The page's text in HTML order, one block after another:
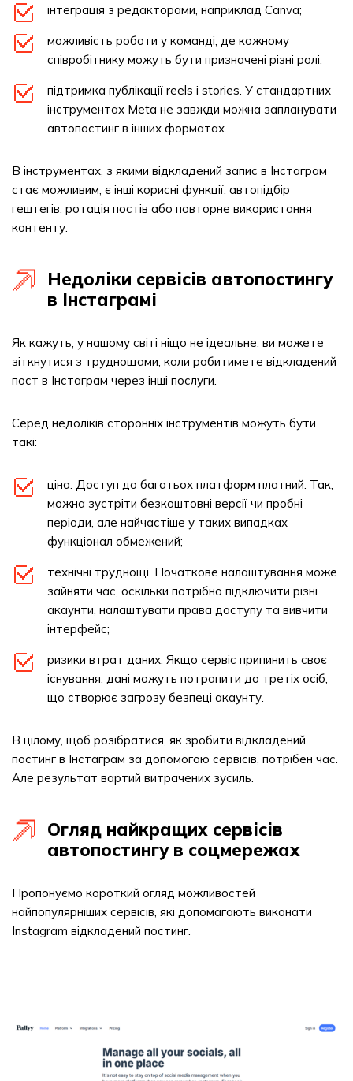
інтеграція з редакторами, наприклад Canva;
можливість роботи у команді, де кожному
співробітнику можуть бути призначені різні ролі;
підтримка публікації reels і stories. У стандартних
інструментах Meta не завжди можна запланувати
автопостинг в інших форматах.
В інструментах, з якими відкладений запис в Інстаграм
стає можливим, є інші корисні функції: автопідбір
гештегів, ротація постів або повторне використання
контенту.
Недоліки сервісів автопостингу
в Інстаграмі
Як кажуть, у нашому світі ніщо не ідеальне: ви можете
зіткнутися з труднощами, коли робитимете відкладений
пост в Інстаграм через інші послуги.
Серед недоліків сторонніх інструментів можуть бути
такі:
ціна. Доступ до багатьох платформ платний. Так,
можна зустріти безкоштовні версії чи пробні
періоди, але найчастіше у таких випадках
функціонал обмежений;
технічні труднощі. Початкове налаштування може
зайняти час, оскільки потрібно підключити різні
акаунти, налаштувати права доступу та вивчити
інтерфейс;
ризики втрат даних. Якщо сервіс припинить своє
існування, дані можуть потрапити до третіх осіб,
що створює загрозу безпеці акаунту.
В цілому, щоб розібратися, як зробити відкладений
постинг в Інстаграм за допомогою сервісів, потрібен час.
Але результат вартий витрачених зусиль.
Огляд найкращих сервісів
автопостингу в соцмережах
Пропонуємо короткий огляд можливостей
найпопулярніших сервісів, які допомагають виконати
Instagram відкладений постинг.